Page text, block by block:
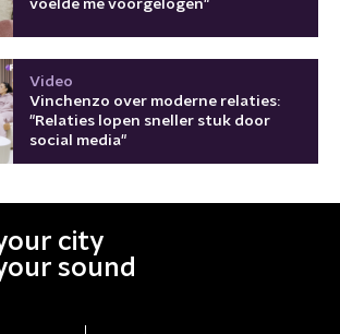
voelde me voorgelogen"
Video
Vinchenzo over moderne relaties:
"Relaties lopen sneller stuk door
social media"
city
sound